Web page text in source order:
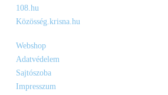
108.hu
Közösség.krisna.hu
Webshop
Adatvédelem
Sajtószoba
Impresszum